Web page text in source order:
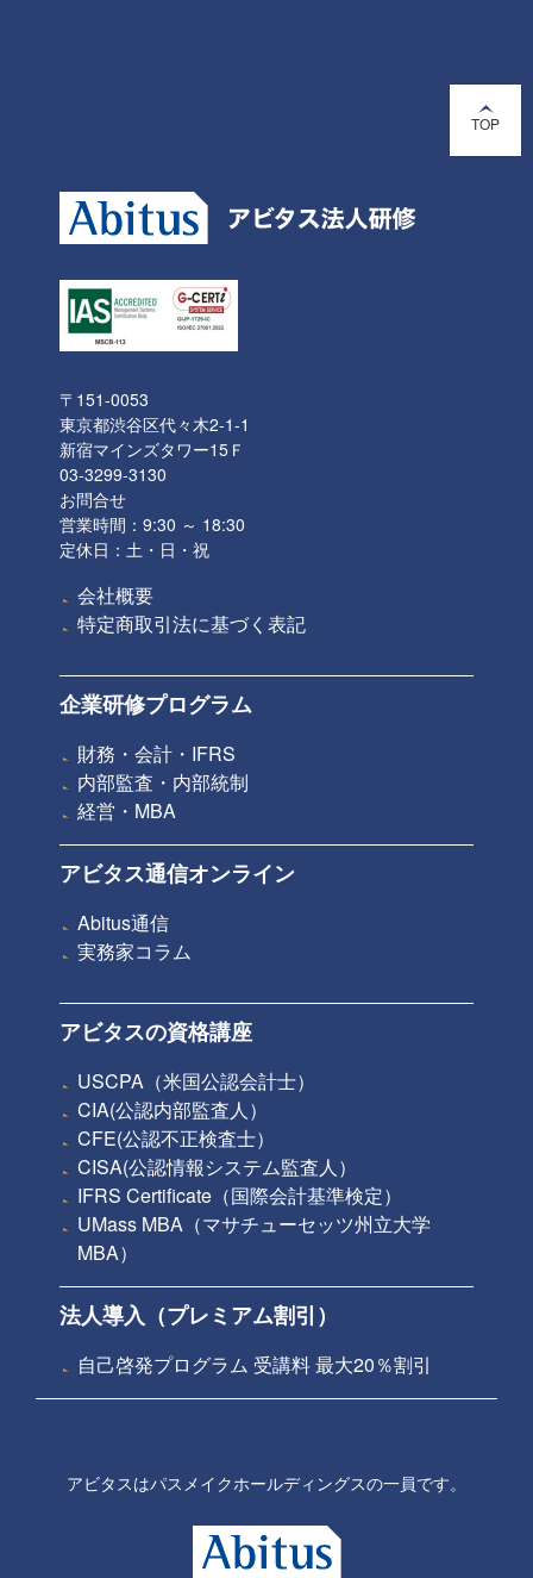
TOP
〒151-0053
東京都渋谷区代々木2-1-1
新宿マインズタワー15Ｆ
03-3299-3130
お問合せ
営業時間：9:30 ～ 18:30
定休日：土・日・祝
会社概要
特定商取引法に基づく表記
企業研修プログラム
財務・会計・IFRS
内部監査・内部統制
経営・MBA
アビタス通信オンライン
Abitus通信
実務家コラム
アビタスの資格講座
USCPA（米国公認会計士）
CIA(公認内部監査人）
CFE(公認不正検査士）
CISA(公認情報システム監査人）
IFRS Certificate（国際会計基準検定）
UMass MBA（マサチューセッツ州立大学
MBA）
法人導入（プレミアム割引）
自己啓発プログラム 受講料 最大20％割引
アビタスはパスメイクホールディングスの一員です。